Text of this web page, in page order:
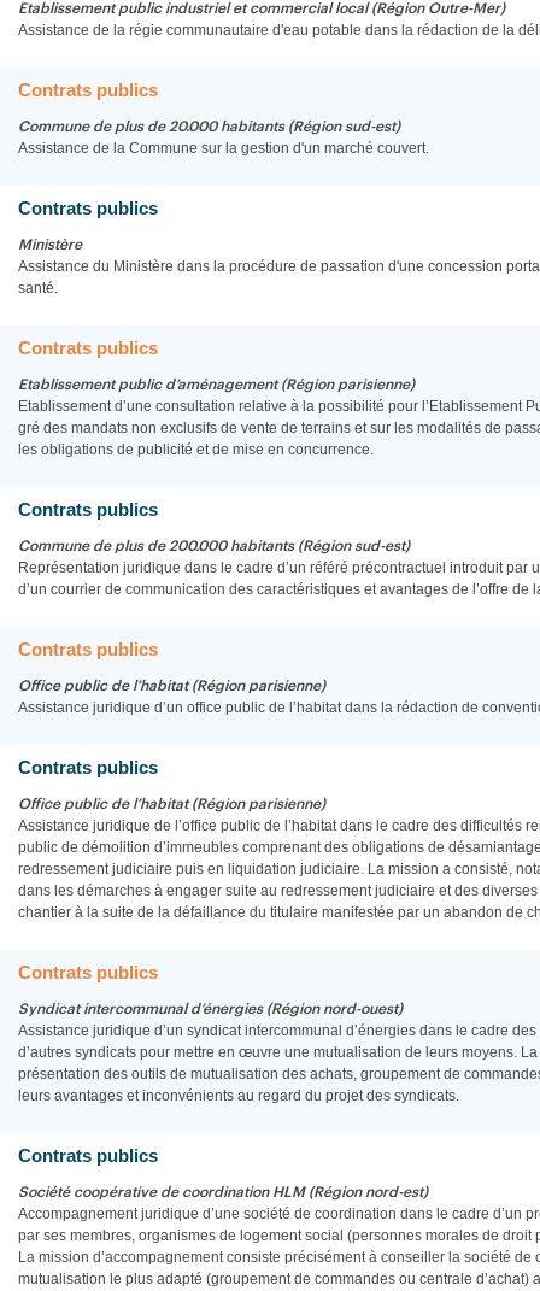
Etablissement public industriel et commercial local (Région Outre-Mer)
Assistance de la régie communautaire d'eau potable dans la rédaction de la
Contrats publics
Commune de plus de 20.000 habitants (Région sud-est)
Assistance de la Commune sur la gestion d'un marché couvert.
Contrats publics
Ministère
Assistance du Ministère dans la procédure de passation d'une concession
santé.
Contrats publics
Etablissement public d’aménagement (Région parisienne)
Etablissement d’une consultation relative à la possibilité pour l’Etablissement
gré des mandats non exclusifs de vente de terrains et sur les modalités de
les obligations de publicité et de mise en concurrence.
Contrats publics
Commune de plus de 200.000 habitants (Région sud-est)
Représentation juridique dans le cadre d’un référé précontractuel introduit par
d’un courrier de communication des caractéristiques et avantages de l’offre de
Contrats publics
Office public de l’habitat (Région parisienne)
Assistance juridique d’un office public de l’habitat dans la rédaction de
Contrats publics
Office public de l’habitat (Région parisienne)
Assistance juridique de l’office public de l’habitat dans le cadre des difficultés
public de démolition d’immeubles comprenant des obligations de
redressement judiciaire puis en liquidation judiciaire. La mission a consisté,
dans les démarches à engager suite au redressement judiciaire et des
chantier à la suite de la défaillance du titulaire manifestée par un abandon de
Contrats publics
Syndicat intercommunal d’énergies (Région nord-ouest)
Assistance juridique d’un syndicat intercommunal d’énergies dans le cadre
d’autres syndicats pour mettre en œuvre une mutualisation de leurs moyens.
présentation des outils de mutualisation des achats, groupement de
leurs avantages et inconvénients au regard du projet des syndicats.
Contrats publics
Société coopérative de coordination HLM (Région nord-est)
Accompagnement juridique d’une société de coordination dans le cadre d’un
par ses membres, organismes de logement social (personnes morales de
La mission d’accompagnement consiste précisément à conseiller la société
mutualisation le plus adapté (groupement de commandes ou centrale d’achat)